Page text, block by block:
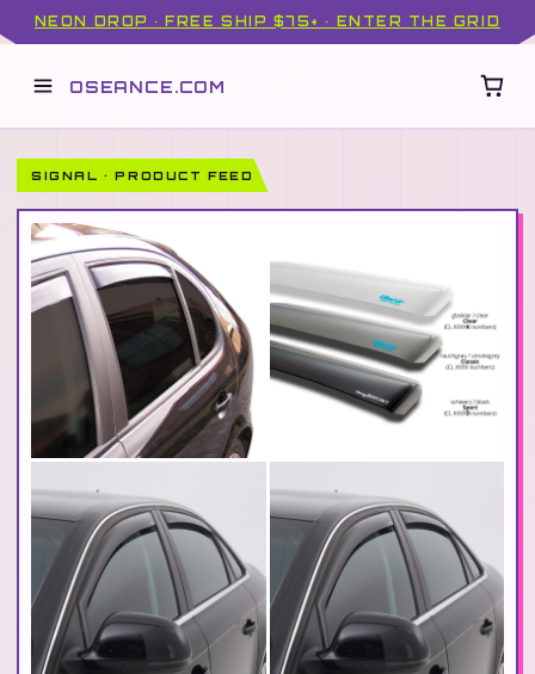
NEON DROP · FREE SHIP $75+ · ENTER THE GRID
OSEANCE.COM
SIGNAL · PRODUCT FEED